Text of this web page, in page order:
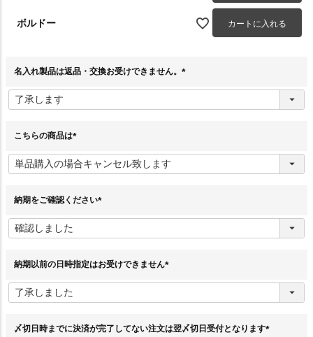
ボルドー カートに入れる
名入れ製品は返品・交換お受けできません。
須
こちらの商品は
必
須
納期をご確認ください
須
納期以前の日時指定はお受けできません
須
〆切日時までに決済が完了してない注文は翌〆切日受付となります